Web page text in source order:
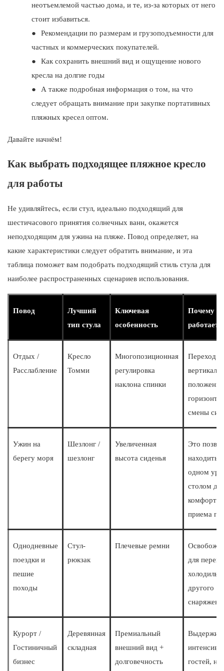
неотъемлемой частью дома, и те, из-за которых от него
стоит избавиться.
●
Рекомендации по размерам и грузоподъемности для
частных и коммерческих покупателей.
●
Как сохранить внешний вид и ощущение нового
кресла на долгие годы
●
А также подробная информация о том, на что
следует обращать внимание при закупке портативных
пляжных кресел оптом.
Давайте начнём!
Как выбрать подходящее пляжное кресло
для работы
Не удивляйтесь, если стул, идеально подходящий для
шестичасового принятия солнечных ванн, окажется
неподходящим для ужина на пляже. Повод определяет, на
какие характеристики следует обратить внимание, и эта
таблица поможет вам подобрать подходящий стиль стула для
наиболее распространенных сценариев использования.
Повод
Лучший
тип стула
Ключевая
особенность
Почему
работает
Отдых /
Расслабление
Кресло
Томми
Многопозиционная
регулировка
наклона спинки
Переход
смены
Ужин на
берегу моря
Шезлонг /
шезлонг
Увеличенная
высота сиденья
Это
одном
столом для
приема
Однодневные
поездки и
пешие
походы
Стул-
рюкзак
Плечевые ремни
для
другого
Курорт /
Гостиничный
бизнес
Деревянная
складная
Премиальный
внешний вид +
долговечность
гостей, не